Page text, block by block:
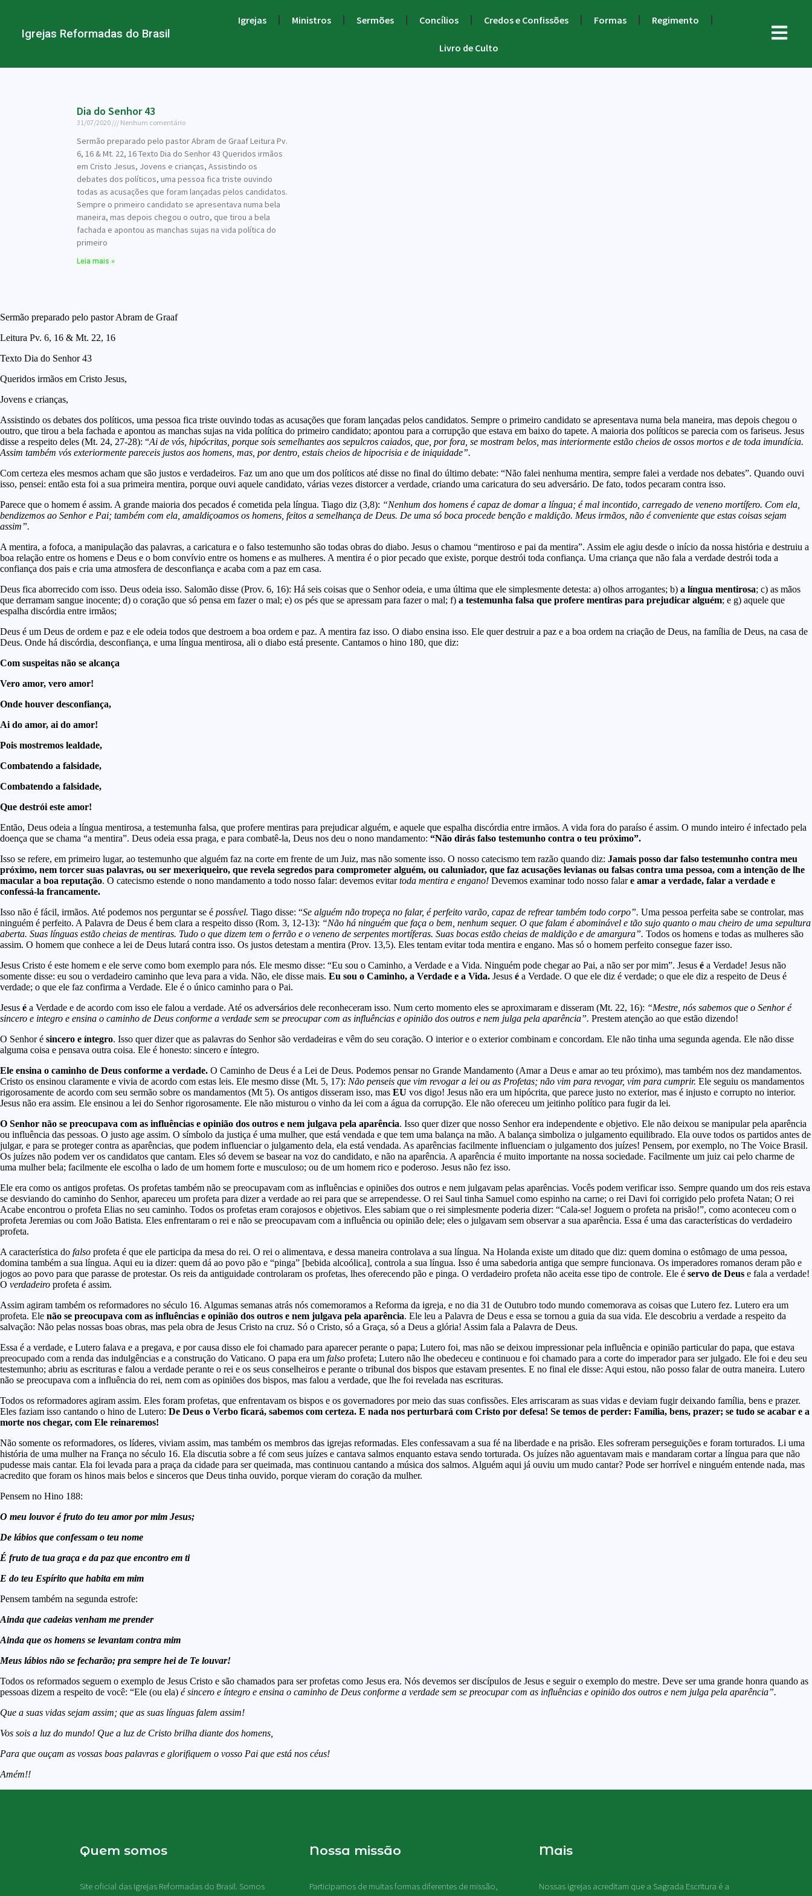
Igrejas Reformadas do Brasil
Igrejas Ministros Sermões Concílios Credos e Confissões Formas Regimento
Livro de Culto
Dia do Senhor 43
31/07/2020 Nenhum comentário
Sermão preparado pelo pastor Abram de Graaf Leitura Pv.
6, 16 & Mt. 22, 16 Texto Dia do Senhor 43 Queridos irmãos
em Cristo Jesus, Jovens e crianças, Assistindo os
debates dos políticos, uma pessoa fica triste ouvindo
todas as acusações que foram lançadas pelos candidatos.
Sempre o primeiro candidato se apresentava numa bela
maneira, mas depois chegou o outro, que tirou a bela
fachada e apontou as manchas sujas na vida política do
primeiro
Leia mais »
Sermão preparado pelo pastor Abram de Graaf
Leitura Pv. 6, 16 & Mt. 22, 16
Texto Dia do Senhor 43
Queridos irmãos em Cristo Jesus,
Jovens e crianças,
Assistindo os debates dos políticos, uma pessoa fica triste ouvindo todas as acusações que foram lançadas pelos candidatos. Sempre o primeiro candidato se apresentava numa bela maneira, mas depois chegou o
outro, que tirou a bela fachada e apontou as manchas sujas na vida política do primeiro candidato; apontou para a corrupção que estava em baixo do tapete. A maioria dos políticos se parecia com os fariseus. Jesus
disse a respeito deles (Mt. 24, 27-28): “Ai de vós, hipócritas, porque sois semelhantes aos sepulcros caiados, que, por fora, se mostram belos, mas interiormente estão cheios de ossos mortos e de toda imundícia.
Assim também vós exteriormente pareceis justos aos homens, mas, por dentro, estais cheios de hipocrisia e de iniquidade”.
Com certeza eles mesmos acham que são justos e verdadeiros. Faz um ano que um dos políticos até disse no final do último debate: “Não falei nenhuma mentira, sempre falei a verdade nos debates”. Quando ouvi
isso, pensei: então esta foi a sua primeira mentira, porque ouvi aquele candidato, várias vezes distorcer a verdade, criando uma caricatura do seu adversário. De fato, todos pecaram contra isso.
Parece que o homem é assim. A grande maioria dos pecados é cometida pela língua. Tiago diz (3,8): “Nenhum dos homens é capaz de domar a língua; é mal incontido, carregado de veneno mortífero. Com ela,
bendizemos ao Senhor e Pai; também com ela, amaldiçoamos os homens, feitos a semelhança de Deus. De uma só boca procede benção e maldição. Meus irmãos, não é conveniente que estas coisas sejam
assim”.
A mentira, a fofoca, a manipulação das palavras, a caricatura e o falso testemunho são todas obras do diabo. Jesus o chamou “mentiroso e pai da mentira”. Assim ele agiu desde o início da nossa história e destruiu a
boa relação entre os homens e Deus e o bom convívio entre os homens e as mulheres. A mentira é o pior pecado que existe, porque destrói toda confiança. Uma criança que não fala a verdade destrói toda a
confiança dos pais e cria uma atmosfera de desconfiança e acaba com a paz em casa.
Deus fica aborrecido com isso. Deus odeia isso. Salomão disse (Prov. 6, 16): Há seis coisas que o Senhor odeia, e uma última que ele simplesmente detesta: a) olhos arrogantes; b) a língua mentirosa; c) as mãos
que derramam sangue inocente; d) o coração que só pensa em fazer o mal; e) os pés que se apressam para fazer o mal; f) a testemunha falsa que profere mentiras para prejudicar alguém; e g) aquele que
espalha discórdia entre irmãos;
Deus é um Deus de ordem e paz e ele odeia todos que destroem a boa ordem e paz. A mentira faz isso. O diabo ensina isso. Ele quer destruir a paz e a boa ordem na criação de Deus, na família de Deus, na casa de
Deus. Onde há discórdia, desconfiança, e uma língua mentirosa, ali o diabo está presente. Cantamos o hino 180, que diz:
Com suspeitas não se alcança
Vero amor, vero amor!
Onde houver desconfiança,
Ai do amor, ai do amor!
Pois mostremos lealdade,
Combatendo a falsidade,
Combatendo a falsidade,
Que destrói este amor!
Então, Deus odeia a língua mentirosa, a testemunha falsa, que profere mentiras para prejudicar alguém, e aquele que espalha discórdia entre irmãos. A vida fora do paraíso é assim. O mundo inteiro é infectado pela
doença que se chama “a mentira”. Deus odeia essa praga, e para combatê-la, Deus nos deu o nono mandamento: “Não dirás falso testemunho contra o teu próximo”.
Isso se refere, em primeiro lugar, ao testemunho que alguém faz na corte em frente de um Juiz, mas não somente isso. O nosso catecismo tem razão quando diz: Jamais posso dar falso testemunho contra meu
próximo, nem torcer suas palavras, ou ser mexeriqueiro, que revela segredos para comprometer alguém, ou caluniador, que faz acusações levianas ou falsas contra uma pessoa, com a intenção de lhe
macular a boa reputação. O catecismo estende o nono mandamento a todo nosso falar: devemos evitartoda mentira e engano! Devemos examinar todo nosso falare amar a verdade, falar a verdade e
confessá-la francamente.
Isso não é fácil, irmãos. Até podemos nos perguntar se é possível. Tiago disse: “Se alguém não tropeça no falar, é perfeito varão, capaz de refrear também todo corpo”. Uma pessoa perfeita sabe se controlar, mas
ninguém é perfeito. A Palavra de Deus é bem clara a respeito disso (Rom. 3, 12-13): “Não há ninguém que faça o bem, nenhum sequer. O que falam é abominável e tão sujo quanto o mau cheiro de uma sepultura
aberta. Suas línguas estão cheias de mentiras. Tudo o que dizem tem o ferrão e o veneno de serpentes mortíferas. Suas bocas estão cheias de maldição e de amargura”. Todos os homens e todas as mulheres são
assim. O homem que conhece a lei de Deus lutará contra isso. Os justos detestam a mentira (Prov. 13,5). Eles tentam evitar toda mentira e engano. Mas só o homem perfeito consegue fazer isso.
Jesus Cristo é este homem e ele serve como bom exemplo para nós. Ele mesmo disse: “Eu sou o Caminho, a Verdade e a Vida. Ninguém pode chegar ao Pai, a não ser por mim”. Jesus é a Verdade! Jesus não
somente disse: eu sou o verdadeiro caminho que leva para a vida. Não, ele disse mais. Eu sou o Caminho, a Verdade e a Vida. Jesus é a Verdade. O que ele diz é verdade; o que ele diz a respeito de Deus é
verdade; o que ele faz confirma a Verdade. Ele é o único caminho para o Pai.
Jesus é a Verdade e de acordo com isso ele falou a verdade. Até os adversários dele reconheceram isso. Num certo momento eles se aproximaram e disseram (Mt. 22, 16): “Mestre, nós sabemos que o Senhor é
sincero e integro e ensina o caminho de Deus conforme a verdade sem se preocupar com as influências e opinião dos outros e nem julga pela aparência”. Prestem atenção ao que estão dizendo!
O Senhor é sincero e íntegro. Isso quer dizer que as palavras do Senhor são verdadeiras e vêm do seu coração. O interior e o exterior combinam e concordam. Ele não tinha uma segunda agenda. Ele não disse
alguma coisa e pensava outra coisa. Ele é honesto: sincero e íntegro.
Ele ensina o caminho de Deus conforme a verdade. O Caminho de Deus é a Lei de Deus. Podemos pensar no Grande Mandamento (Amar a Deus e amar ao teu próximo), mas também nos dez mandamentos.
Cristo os ensinou claramente e vivia de acordo com estas leis. Ele mesmo disse (Mt. 5, 17): Não penseis que vim revogar a lei ou as Profetas; não vim para revogar, vim para cumprir. Ele seguiu os mandamentos
rigorosamente de acordo com seu sermão sobre os mandamentos (Mt 5). Os antigos disseram isso, mas EU vos digo! Jesus não era um hipócrita, que parece justo no exterior, mas é injusto e corrupto no interior.
Jesus não era assim. Ele ensinou a lei do Senhor rigorosamente. Ele não misturou o vinho da lei com a água da corrupção. Ele não ofereceu um jeitinho político para fugir da lei.
O Senhor não se preocupava com as influências e opinião dos outros e nem julgava pela aparência. Isso quer dizer que nosso Senhor era independente e objetivo. Ele não deixou se manipular pela aparência
ou influência das pessoas. O justo age assim. O símbolo da justiça é uma mulher, que está vendada e que tem uma balança na mão. A balança simboliza o julgamento equilibrado. Ela ouve todos os partidos antes de
julgar, e para se proteger contra as aparências, que podem influenciar o julgamento dela, ela está vendada. As aparências facilmente influenciam o julgamento dos juízes! Pensem, por exemplo, no The Voice Brasil.
Os juízes não podem ver os candidatos que cantam. Eles só devem se basear na voz do candidato, e não na aparência. A aparência é muito importante na nossa sociedade. Facilmente um juiz cai pelo charme de
uma mulher bela; facilmente ele escolha o lado de um homem forte e musculoso; ou de um homem rico e poderoso. Jesus não fez isso.
Ele era como os antigos profetas. Os profetas também não se preocupavam com as influências e opiniões dos outros e nem julgavam pelas aparências. Vocês podem verificar isso. Sempre quando um dos reis estava
se desviando do caminho do Senhor, apareceu um profeta para dizer a verdade ao rei para que se arrependesse. O rei Saul tinha Samuel como espinho na carne; o rei Davi foi corrigido pelo profeta Natan; O rei
Acabe encontrou o profeta Elias no seu caminho. Todos os profetas eram corajosos e objetivos. Eles sabiam que o rei simplesmente poderia dizer: “Cala-se! Joguem o profeta na prisão!”, como aconteceu com o
profeta Jeremias ou com João Batista. Eles enfrentaram o rei e não se preocupavam com a influência ou opinião dele; eles o julgavam sem observar a sua aparência. Essa é uma das características do verdadeiro
profeta.
A característica do falso profeta é que ele participa da mesa do rei. O rei o alimentava, e dessa maneira controlava a sua língua. Na Holanda existe um ditado que diz: quem domina o estômago de uma pessoa,
domina também a sua língua. Aqui eu ia dizer: quem dá ao povo pão e “pinga” [bebida alcoólica], controla a sua língua. Isso é uma sabedoria antiga que sempre funcionava. Os imperadores romanos deram pão e
jogos ao povo para que parasse de protestar. Os reis da antiguidade controlaram os profetas, lhes oferecendo pão e pinga. O verdadeiro profeta não aceita esse tipo de controle. Ele é servo de Deus e fala a verdade!
O verdadeiro profeta é assim.
Assim agiram também os reformadores no século 16. Algumas semanas atrás nós comemoramos a Reforma da igreja, e no dia 31 de Outubro todo mundo comemorava as coisas que Lutero fez. Lutero era um
profeta. Ele não se preocupava com as influências e opinião dos outros e nem julgava pela aparência. Ele leu a Palavra de Deus e essa se tornou a guia da sua vida. Ele descobriu a verdade a respeito da
salvação: Não pelas nossas boas obras, mas pela obra de Jesus Cristo na cruz. Só o Cristo, só a Graça, só a Deus a glória! Assim fala a Palavra de Deus.
Essa é a verdade, e Lutero falava e a pregava, e por causa disso ele foi chamado para aparecer perante o papa; Lutero foi, mas não se deixou impressionar pela influência e opinião particular do papa, que estava
preocupado com a renda das indulgências e a construção do Vaticano. O papa era um falso profeta; Lutero não lhe obedeceu e continuou e foi chamado para a corte do imperador para ser julgado. Ele foi e deu seu
testemunho; abriu as escrituras e falou a verdade perante o rei e os seus conselheiros e perante o tribunal dos bispos que estavam presentes. E no final ele disse: Aqui estou, não posso falar de outra maneira. Lutero
não se preocupava com a influência do rei, nem com as opiniões dos bispos, mas falou a verdade, que lhe foi revelada nas escrituras.
Todos os reformadores agiram assim. Eles foram profetas, que enfrentavam os bispos e os governadores por meio das suas confissões. Eles arriscaram as suas vidas e deviam fugir deixando família, bens e prazer.
Eles faziam isso cantando o hino de Lutero: De Deus o Verbo ficará, sabemos com certeza. E nada nos perturbará com Cristo por defesa! Se temos de perder: Família, bens, prazer; se tudo se acabar e a
morte nos chegar, com Ele reinaremos!
Não somente os reformadores, os líderes, viviam assim, mas também os membros das igrejas reformadas. Eles confessavam a sua fé na liberdade e na prisão. Eles sofreram perseguições e foram torturados. Li uma
história de uma mulher na França no século 16. Ela discutia sobre a fé com seus juízes e cantava salmos enquanto estava sendo torturada. Os juízes não aguentavam mais e mandaram cortar a língua para que não
pudesse mais cantar. Ela foi levada para a praça da cidade para ser queimada, mas continuou cantando a música dos salmos. Alguém aqui já ouviu um mudo cantar? Pode ser horrível e ninguém entende nada, mas
acredito que foram os hinos mais belos e sinceros que Deus tinha ouvido, porque vieram do coração da mulher.
Pensem no Hino 188:
O meu louvor é fruto do teu amor por mim Jesus;
De lábios que confessam o teu nome
É fruto de tua graça e da paz que encontro em ti
E do teu Espírito que habita em mim
Pensem também na segunda estrofe:
Ainda que cadeias venham me prender
Ainda que os homens se levantam contra mim
Meus lábios não se fecharão; pra sempre hei de Te louvar!
Todos os reformados seguem o exemplo de Jesus Cristo e são chamados para ser profetas como Jesus era. Nós devemos ser discípulos de Jesus e seguir o exemplo do mestre. Deve ser uma grande honra quando as
pessoas dizem a respeito de você: “Ele (ou ela) é sincero e íntegro e ensina o caminho de Deus conforme a verdade sem se preocupar com as influências e opinião dos outros e nem julga pela aparência”.
Que a suas vidas sejam assim; que as suas línguas falem assim!
Vos sois a luz do mundo! Que a luz de Cristo brilha diante dos homens,
Para que ouçam as vossas boas palavras e glorifiquem o vosso Pai que está nos céus!
Amém!!
Quem somos
Site oficial das Igrejas Reformadas do Brasil. Somos
Nossa missão
Participamos de muitas formas diferentes de missão,
Mais
Nossas igrejas acreditam que a Sagrada Escritura é a